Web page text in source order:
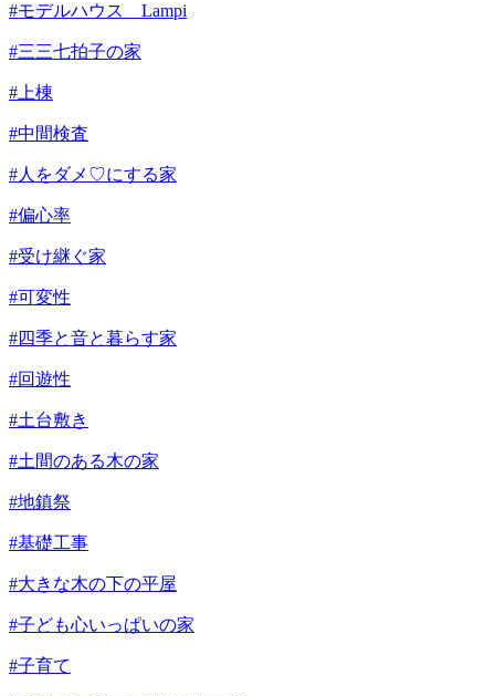
#モデルハウス Lampi
#三三七拍子の家
#上棟
#中間検査
#人をダメ♡にする家
#偏心率
#受け継ぐ家
#可変性
#四季と音と暮らす家
#回遊性
#土台敷き
#土間のある木の家
#地鎮祭
#基礎工事
#大きな木の下の平屋
#子ども心いっぱいの家
#子育て